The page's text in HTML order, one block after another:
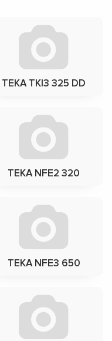
TEKA TKI3 325 DD
TEKA NFE2 320
TEKA NFE3 650